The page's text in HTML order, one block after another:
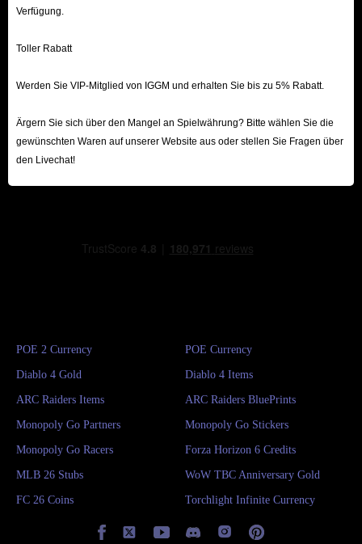
Verfügung.
Toller Rabatt
Werden Sie VIP-Mitglied von IGGM und erhalten Sie bis zu 5% Rabatt.
Ärgern Sie sich über den Mangel an Spielwährung? Bitte wählen Sie die
gewünschten Waren auf unserer Website aus oder stellen Sie Fragen über
den Livechat!
POE 2 Currency POE Currency
Diablo 4 Gold Diablo 4 Items
ARC Raiders Items ARC Raiders BluePrints
Monopoly Go Partners Monopoly Go Stickers
Monopoly Go Racers Forza Horizon 6 Credits
MLB 26 Stubs WoW TBC Anniversary Gold
FC 26 Coins Torchlight Infinite Currency